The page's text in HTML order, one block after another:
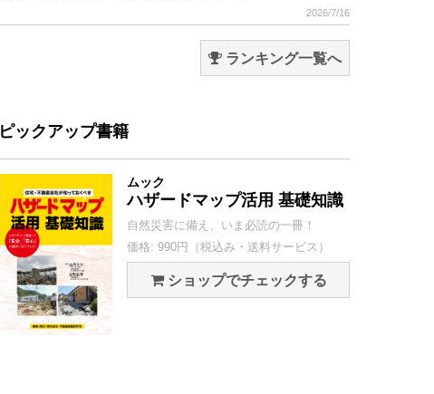
2026/7/16
ランキング一覧へ
ピックアップ書籍
ムック
ハザードマップ活用 基礎知識
自然災害に備え、いま必読の一冊！
価格: 990円（税込み・送料サービス）
ショップでチェックする